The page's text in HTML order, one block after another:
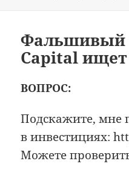
Фальшивый
Capital
ВОПРОС:
Подскажите, мне
в инвестициях:
Можете